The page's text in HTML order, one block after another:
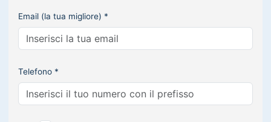
Email (la tua migliore) *
Telefono *